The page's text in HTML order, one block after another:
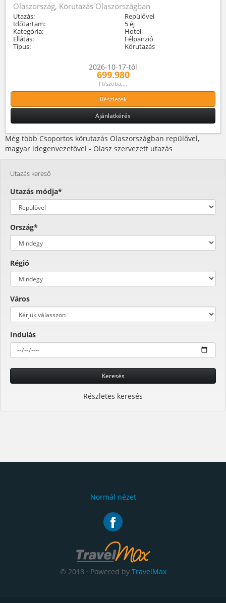
Olaszország, Körutazás Olaszországban
Utazás:
Repülővel
Időtartam:
5 éj
Kategória:
Hotel
Ellátás:
Félpanzió
Típus:
Körutazás
2026-10-17-tól
699.980
Ft/szoba,...
Részletek
Ajánlatkérés
Még több Csoportos körutazás Olaszországban repülővel,
magyar idegenvezetővel - Olasz szervezett utazás
Utazás kereső
Utazás módja*
Ország*
Régió
Város
Indulás
Keresés
Részletes keresés
Normál nézet
© 2018 · Powered by TravelMax